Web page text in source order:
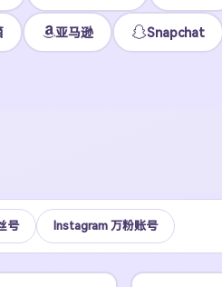
亚马逊 Snapchat
号 Instagram 万粉账号